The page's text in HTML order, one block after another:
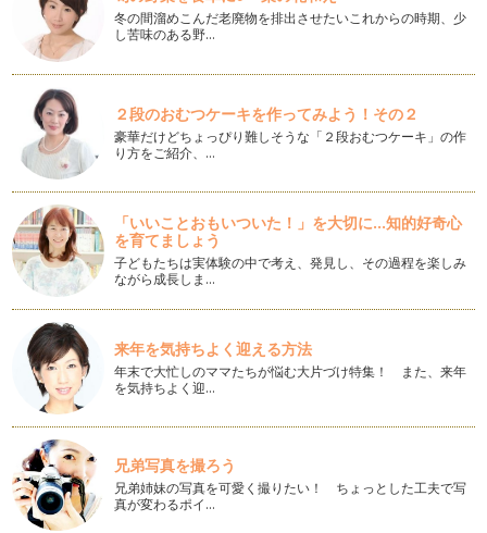
簡単に美味しくお野菜の食卓
だんだんと初夏に近づいてくると、火を通したお野菜料理よ
り、フレッシュなフルーツやサラダが食…
簡単ステキな普段のおもてなし
新学期、新しい年度が始まりましたね。そしてまた新しい出逢
いもあり、人と会う機会も増える時期…
簡単ステキに瓶の活用術～WECKの瓶～
最近、雑誌やテレビなどでガラス瓶にいろいろ詰めるのが流行
っていますね。 私もそれに…
簡単おいしい卵白のお菓子
キリストの復活祭と言われるイースター。諸説がありますが、
イースターの象徴とされる…
簡単おいしいエッグスラット
みなさまもうご存知かもしれませんが、アメリカ西海岸、ロス
アンゼルスで流行っているガラス瓶に…
簡単かわいい春のテーブルコーディネート
まだまだ寒い日は続きますが、もう間もなく立春ですね。今年
は２月４日。徐々に暖かくなる日の始…
冬の間溜めこんだ老廃物を排出させたいこれからの時期、少
し苦味のある野…
２段のおむつケーキを作ってみよう！その２
豪華だけどちょっぴり難しそうな「２段おむつケーキ」の作
り方をご紹介、…
「いいことおもいついた！」を大切に...知的好奇心
を育てましょう
子どもたちは実体験の中で考え、発見し、その過程を楽しみ
ながら成長しま…
来年を気持ちよく迎える方法
年末で大忙しのママたちが悩む大片づけ特集！ また、来年
を気持ちよく迎…
兄弟写真を撮ろう
兄弟姉妹の写真を可愛く撮りたい！ ちょっとした工夫で写
真が変わるポイ…